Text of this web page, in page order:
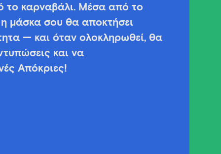
το καρναβάλι. Μέσα από το
η μάσκα σου θα αποκτήσει
— και όταν ολοκληρωθεί, θα
και να
Απόκριες!